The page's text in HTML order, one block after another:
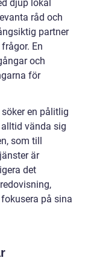
djup lokal
råd och
partner
En
och
för
en pålitlig
vända sig
som till
är
det
på sina